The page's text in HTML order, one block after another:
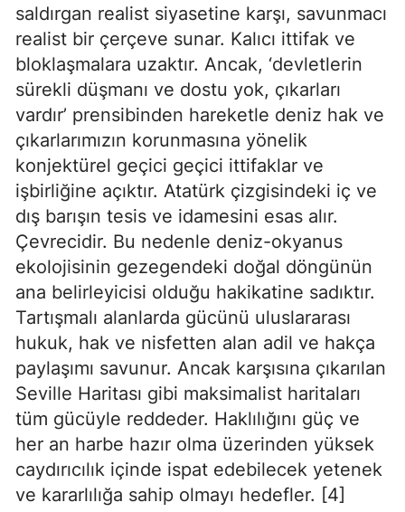
saldırgan realist siyasetine karşı, savunmacı
realist bir çerçeve sunar. Kalıcı ittifak ve
bloklaşmalara uzaktır. Ancak, ‘devletlerin
sürekli düşmanı ve dostu yok, çıkarları
vardır’ prensibinden hareketle deniz hak ve
çıkarlarımızın korunmasına yönelik
konjektürel geçici geçici ittifaklar ve
işbirliğine açıktır. Atatürk çizgisindeki iç ve
dış barışın tesis ve idamesini esas alır.
Çevrecidir. Bu nedenle deniz-okyanus
ekolojisinin gezegendeki doğal döngünün
ana belirleyicisi olduğu hakikatine sadıktır.
Tartışmalı alanlarda gücünü uluslararası
hukuk, hak ve nisfetten alan adil ve hakça
paylaşımı savunur. Ancak karşısına çıkarılan
Seville Haritası gibi maksimalist haritaları
tüm gücüyle reddeder. Haklılığını güç ve
her an harbe hazır olma üzerinden yüksek
caydırıcılık içinde ispat edebilecek yetenek
ve kararlılığa sahip olmayı hedefler. [4]